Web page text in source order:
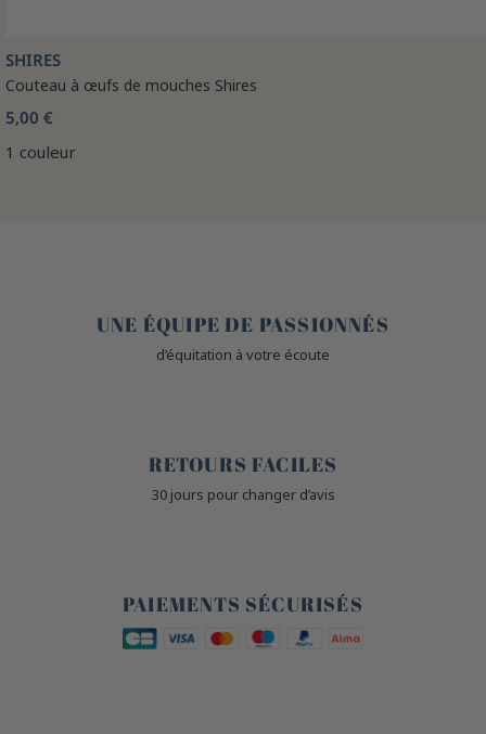
SHIRES
Couteau à œufs de mouches Shires
5,00 €
1 couleur
UNE ÉQUIPE DE PASSIONNÉS
d’équitation à votre écoute
RETOURS FACILES
30 jours pour changer d’avis
PAIEMENTS SÉCURISÉS